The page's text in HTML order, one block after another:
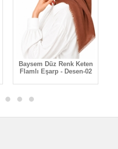
Baysem Düz Renk Keten
Flamlı Eşarp - Desen-02